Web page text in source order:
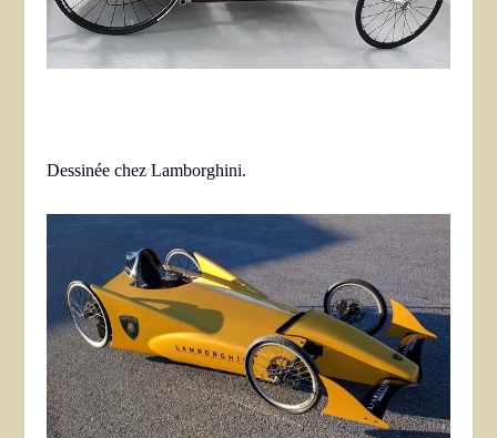
Dessinée chez Lamborghini.